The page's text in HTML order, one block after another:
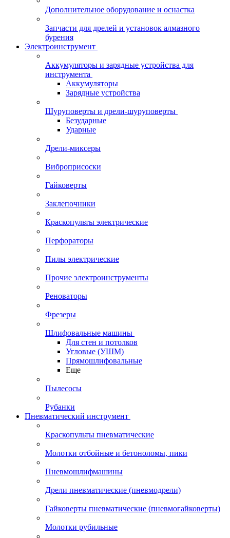
Дополнительное оборудование и оснастка
Запчасти для дрелей и установок алмазного
бурения
Электроинструмент
Аккумуляторы и зарядные устройства для
инструмента
Аккумуляторы
Зарядные устройства
Шуруповерты и дрели-шуруповерты
Безударные
Ударные
Дрели-миксеры
Виброприсоски
Гайковерты
Заклепочники
Краскопульты электрические
Перфораторы
Пилы электрические
Прочие электроинструменты
Реноваторы
Фрезеры
Шлифовальные машины
Для стен и потолков
Угловые (УШМ)
Прямошлифовальные
Еще
Пылесосы
Рубанки
Пневматический инструмент
Краскопульты пневматические
Молотки отбойные и бетоноломы, пики
Пневмошлифмашины
Дрели пневматические (пневмодрели)
Гайковерты пневматические (пневмогайковерты)
Молотки рубильные